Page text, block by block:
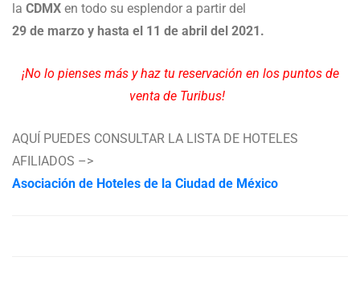
la CDMX en todo su esplendor a partir del
29 de marzo y hasta el 11 de abril del 2021.
¡No lo pienses más y haz tu reservación en los puntos de
venta de Turibus!
AQUÍ PUEDES CONSULTAR LA LISTA DE HOTELES
AFILIADOS –>
Asociación de Hoteles de la Ciudad de México